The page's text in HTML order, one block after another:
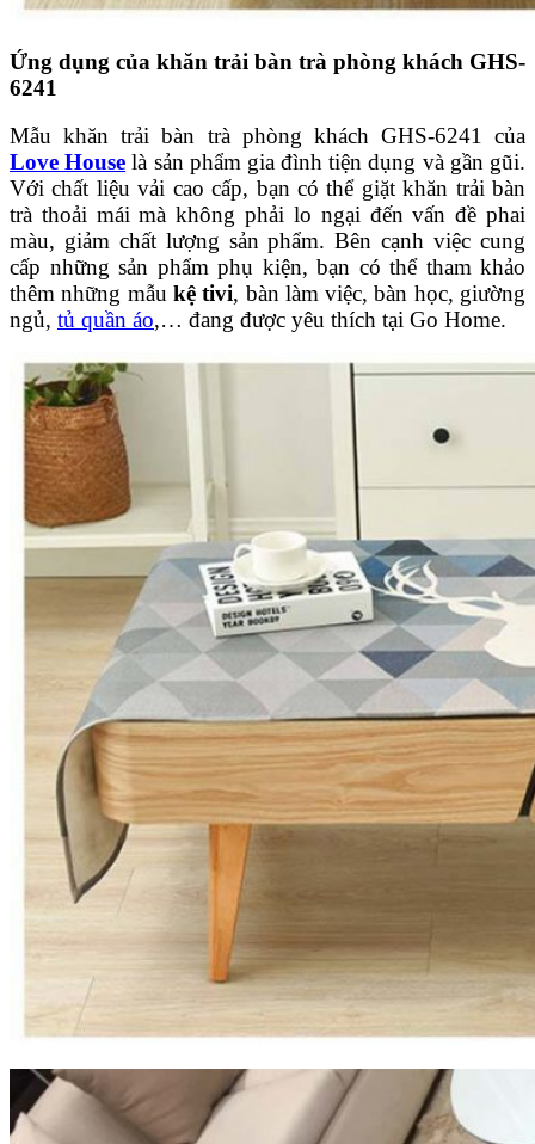
Ứng dụng của khăn trải bàn trà phòng khách GHS-
6241
Mẫu khăn trải bàn trà phòng khách GHS-6241 của
Love House là sản phẩm gia đình tiện dụng và gần gũi.
Với chất liệu vải cao cấp, bạn có thể giặt khăn trải bàn
trà thoải mái mà không phải lo ngại đến vấn đề phai
màu, giảm chất lượng sản phẩm. Bên cạnh việc cung
cấp những sản phẩm phụ kiện, bạn có thể tham khảo
thêm những mẫu kệ tivi, bàn làm việc, bàn học, giường
ngủ, tủ quần áo,… đang được yêu thích tại Go Home.